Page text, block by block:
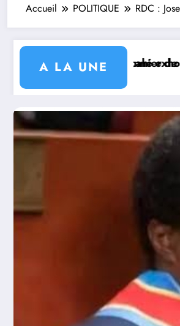
Accueil POLITIQUE RDC :
A LA UNE
KGM S.A et prépare le
coutumières au recensement
sécuritaire et sanitaire : le